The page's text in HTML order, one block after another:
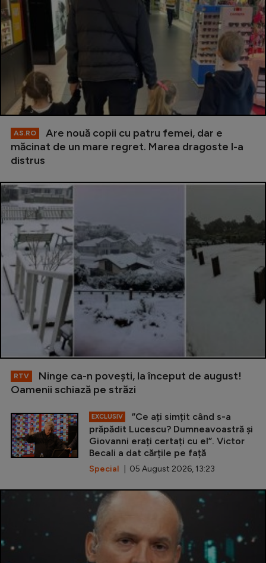
AS.RO
Are nouă copii cu patru femei, dar e
măcinat de un mare regret. Marea dragoste l-a
distrus
RTV
Ninge ca-n povești, la început de august!
Oamenii schiază pe străzi
EXCLUSIV
”Ce ați simțit când s-a
prăpădit Lucescu? Dumneavoastră și
Giovanni erați certați cu el”. Victor
Becali a dat cărțile pe față
Special | 05 August 2026, 13:23